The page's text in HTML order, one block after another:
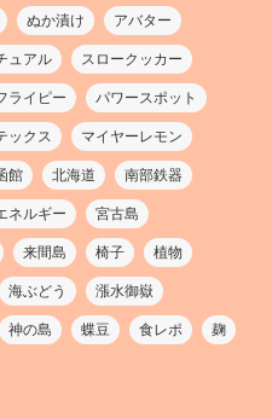
ぬか漬け アバター
ュアル スロークッカー
ライピー パワースポット
ックス マイヤーレモン
館 北海道 南部鉄器
ネルギー 宮古島
来間島 椅子 植物
海ぶどう 漲水御嶽
神の島 蝶豆 食レポ 麹